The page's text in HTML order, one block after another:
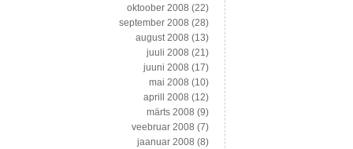
oktoober 2008 (22)
september 2008 (28)
august 2008 (13)
juuli 2008 (21)
juuni 2008 (17)
mai 2008 (10)
aprill 2008 (12)
märts 2008 (9)
veebruar 2008 (7)
jaanuar 2008 (8)